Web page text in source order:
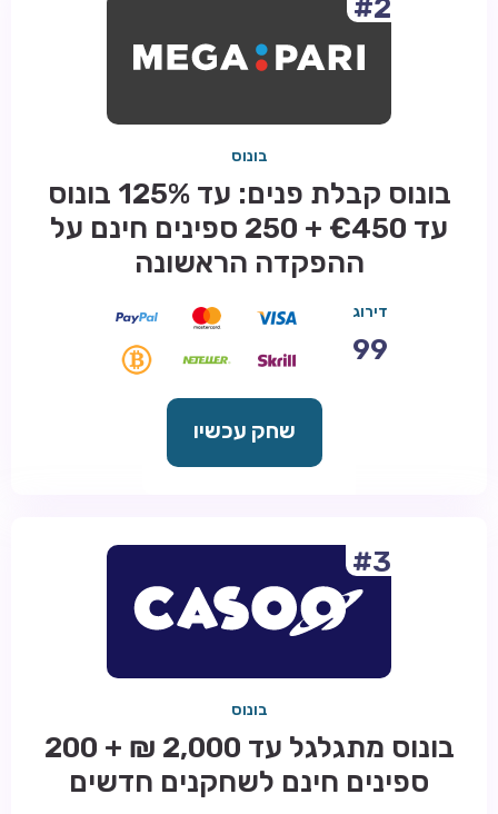
טיפים
#2
בונוס
בונוס קבלת פנים: עד 125% בונוס
עד €450 + 250 ספינים חינם על
ההפקדה הראשונה
דירוג
99
שחק עכשיו
#3
בונוס
בונוס מתגלגל עד 2,000 ₪ + 200
ספינים חינם לשחקנים חדשים